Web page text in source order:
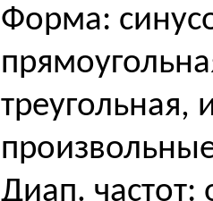
Форма:
треугольная,
Диап. частот: